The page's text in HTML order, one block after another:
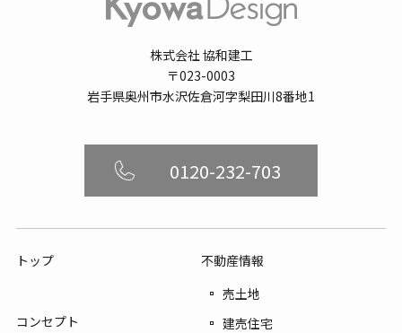
株式会社 協和建工
〒023-0003
岩手県奥州市水沢佐倉河字梨田川8番地1
0120-232-703
トップ
コンセプト
不動産情報
売土地
建売住宅